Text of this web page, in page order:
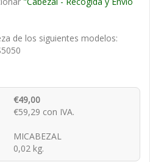
de los siguientes modelos:
€49,00
€59,29 con IVA.
MICABEZAL
0,02 kg.